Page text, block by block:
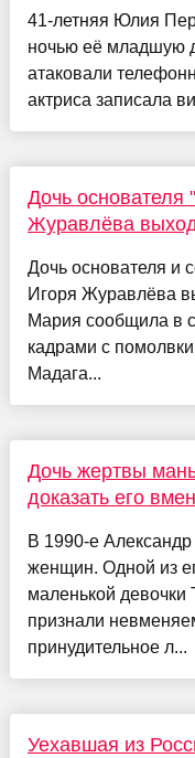
41-летняя Юлия
ночью её младшую
атаковали
актриса записала
Дочь
Журавлёва
Дочь основателя и
Игоря Журавлёва
Мария сообщила в
кадрами с
Мадага...
Дочь жертвы
доказать его
В 1990-е
женщин. Одной из
маленькой девочки
признали
принудительное л...
Уехавшая из